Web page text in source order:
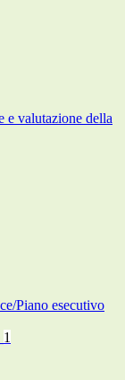
e valutazione della
Piano esecutivo
1